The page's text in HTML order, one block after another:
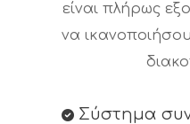
είναι πλήρως
να
Σύστημα